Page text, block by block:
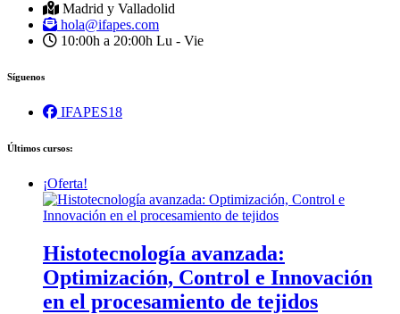
Madrid y Valladolid
hola@ifapes.com
10:00h a 20:00h Lu - Vie
Síguenos
IFAPES18
Últimos cursos:
¡Oferta!
Histotecnología avanzada:
Optimización, Control e Innovación
en el procesamiento de tejidos